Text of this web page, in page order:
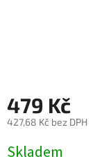
479 Kč
427,68 Kč bez DPH
cena:
Skladem